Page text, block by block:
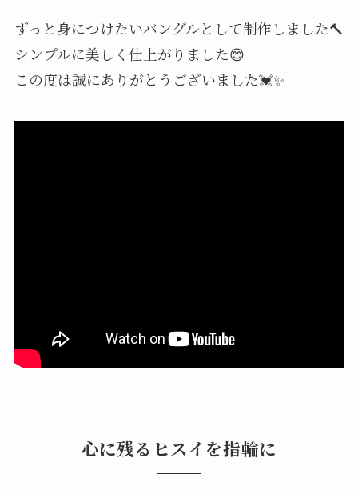
ずっと身につけたいバングルとして制作しました🔨
シンプルに美しく仕上がりました😊⁡
この度は誠にありがとうございました💓✨
心に残るヒスイを指輪に